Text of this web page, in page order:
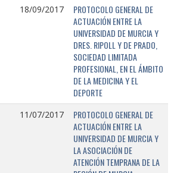
18/09/2017
PROTOCOLO GENERAL DE
ACTUACIÓN ENTRE LA
UNIVERSIDAD DE MURCIA Y
DRES. RIPOLL Y DE PRADO,
SOCIEDAD LIMITADA
PROFESIONAL, EN EL ÁMBITO
DE LA MEDICINA Y EL
DEPORTE
11/07/2017
PROTOCOLO GENERAL DE
ACTUACIÓN ENTRE LA
UNIVERSIDAD DE MURCIA Y
LA ASOCIACIÓN DE
ATENCIÓN TEMPRANA DE LA